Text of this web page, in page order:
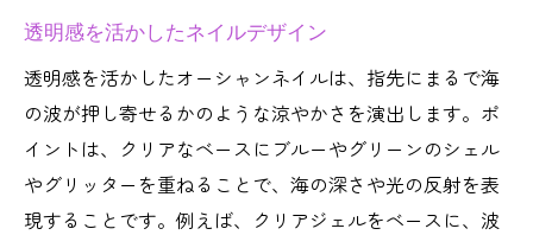
透明感を活かしたネイルデザイン
透明感を活かしたオーシャンネイルは、指先にまるで海
の波が押し寄せるかのような涼やかさを演出します。ポ
イントは、クリアなベースにブルーやグリーンのシェル
やグリッターを重ねることで、海の深さや光の反射を表
現することです。例えば、クリアジェルをベースに、波